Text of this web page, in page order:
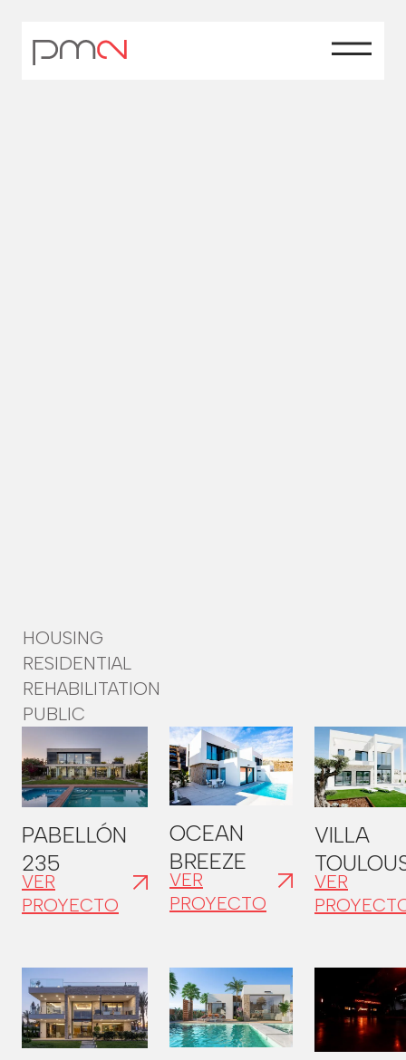
HOUSING
RESIDENTIAL
REHABILITATION
PUBLIC
PABELLÓN
235
VER
PROYECTO
OCEAN
BREEZE
VER
PROYECTO
VILLA
VER